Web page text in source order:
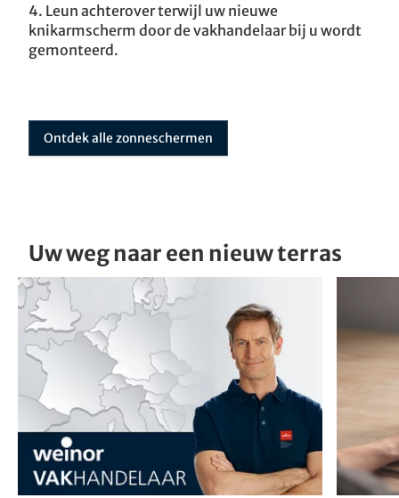
4. Leun achterover terwijl uw nieuwe
knikarmscherm door de vakhandelaar bij u wordt
gemonteerd.
Ontdek alle zonneschermen
Uw weg naar een nieuw terras